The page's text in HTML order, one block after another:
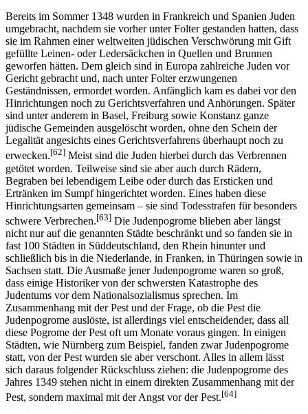
Bereits im Sommer 1348 wurden in Frankreich und Spanien Juden
umgebracht, nachdem sie vorher unter Folter gestanden hatten, dass
sie im Rahmen einer weltweiten jüdischen Verschwörung mit Gift
gefüllte Leinen- oder Ledersäckchen in Quellen und Brunnen
geworfen hätten. Dem gleich sind in Europa zahlreiche Juden vor
Gericht gebracht und, nach unter Folter erzwungenen
Geständnissen, ermordet worden. Anfänglich kam es dabei vor den
Hinrichtungen noch zu Gerichtsverfahren und Anhörungen. Später
sind unter anderem in Basel, Freiburg sowie Konstanz ganze
jüdische Gemeinden ausgelöscht worden, ohne den Schein der
Legalität angesichts eines Gerichtsverfahrens überhaupt noch zu
erwecken.[62] Meist sind die Juden hierbei durch das Verbrennen
getötet worden. Teilweise sind sie aber auch durch Rädern,
Begraben bei lebendigem Leibe oder durch das Ersticken und
Ertränken im Sumpf hingerichtet worden. Eines haben diese
Hinrichtungsarten gemeinsam – sie sind Todesstrafen für besonders
schwere Verbrechen.[63] Die Judenpogrome blieben aber längst
nicht nur auf die genannten Städte beschränkt und so fanden sie in
fast 100 Städten in Süddeutschland, den Rhein hinunter und
schließlich bis in die Niederlande, in Franken, in Thüringen sowie in
Sachsen statt. Die Ausmaße jener Judenpogrome waren so groß,
dass einige Historiker von der schwersten Katastrophe des
Judentums vor dem Nationalsozialismus sprechen. Im
Zusammenhang mit der Pest und der Frage, ob die Pest die
Judenpogrome auslöste, ist allerdings viel entscheidender, dass all
diese Pogrome der Pest oft um Monate voraus gingen. In einigen
Städten, wie Nürnberg zum Beispiel, fanden zwar Judenpogrome
statt, von der Pest wurden sie aber verschont. Alles in allem lässt
sich daraus folgender Rückschluss ziehen: die Judenpogrome des
Jahres 1349 stehen nicht in einem direkten Zusammenhang mit der
Pest, sondern maximal mit der Angst vor der Pest.[64]